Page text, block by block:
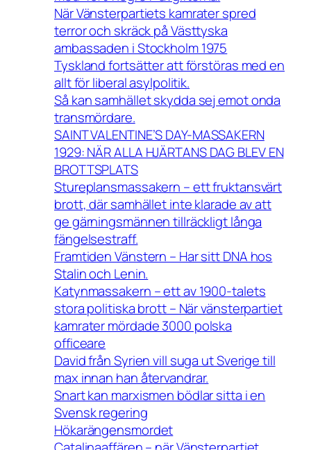
När Vänsterpartiets kamrater spred
terror och skräck på Västtyska
ambassaden i Stockholm 1975
Tyskland fortsätter att förstöras med en
allt för liberal asylpolitik.
Så kan samhället skydda sej emot onda
transmördare.
SAINT VALENTINE’S DAY-MASSAKERN
1929: NÄR ALLA HJÄRTANS DAG BLEV EN
BROTTSPLATS
Stureplansmassakern – ett fruktansvärt
brott, där samhället inte klarade av att
ge gärningsmännen tillräckligt långa
fängelsestraff.
Framtiden Vänstern – Har sitt DNA hos
Stalin och Lenin.
Katynmassakern – ett av 1900-talets
stora politiska brott – När vänsterpartiet
kamrater mördade 3000 polska
officeare
David från Syrien vill suga ut Sverige till
max innan han återvandrar.
Snart kan marxismen bödlar sitta i en
Svensk regering
Hökarängensmordet